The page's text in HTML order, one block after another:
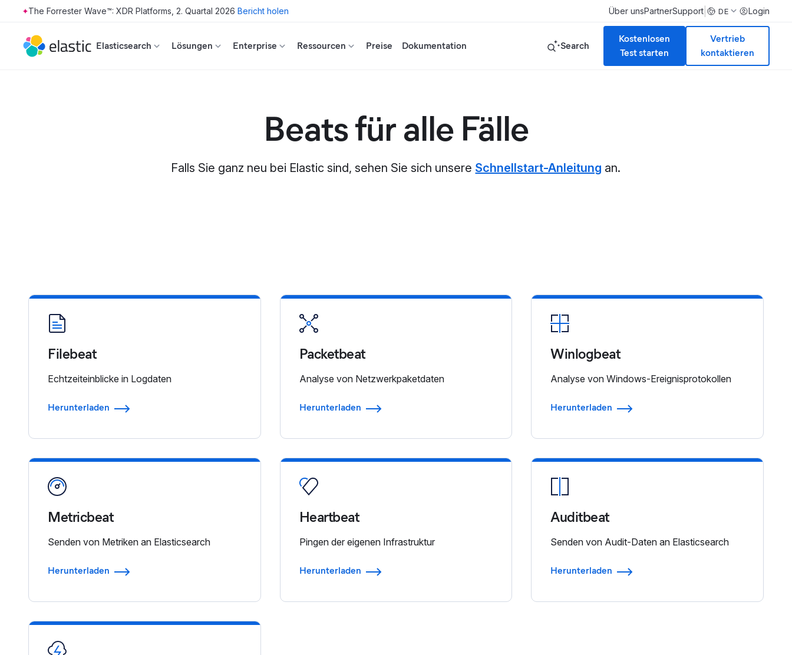
Skip to main content
The Forrester Wave™: XDR Platforms, 2. Quartal 2026 Bericht holen Über unsPartnerSupport DE Login
Elasticsearch Lösungen Enterprise Ressourcen Preise Dokumentation Search
Kostenlosen
Test starten
Vertrieb
kontaktieren
Beats für alle Fälle
Falls Sie ganz neu bei Elastic sind, sehen Sie sich unsere Schnellstart-Anleitung an.
Filebeat
Echtzeiteinblicke in Logdaten
Herunterladen
Packetbeat
Analyse von Netzwerkpaketdaten
Herunterladen
Winlogbeat
Analyse von Windows-Ereignisprotokollen
Herunterladen
Metricbeat
Senden von Metriken an Elasticsearch
Herunterladen
Heartbeat
Pingen der eigenen Infrastruktur
Herunterladen
Auditbeat
Senden von Audit-Daten an Elasticsearch
Herunterladen